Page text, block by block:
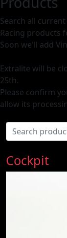
Search all
Racing products
Soon we'll add
Extralite will be
25th.
Please confirm
allow its
Cockpit